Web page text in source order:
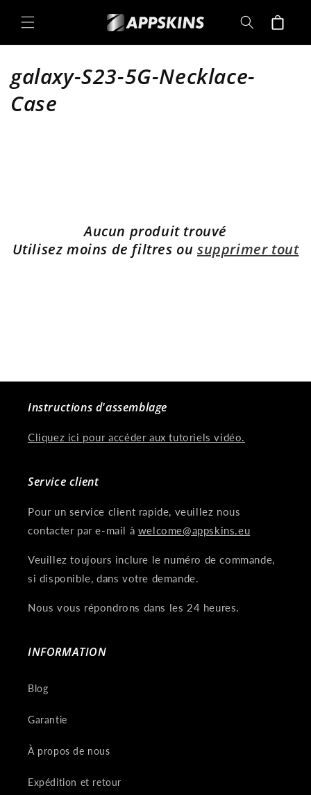
au contenu
Panier
C
a
r
galaxy-S23-5G-Necklace-
Case
Aucun produit trouvé
Utilisez moins de filtres ou supprimer tout
Instructions d'assemblage
Cliquez ici pour accéder aux tutoriels vidéo.
Service client
Pour un service client rapide, veuillez nous
contacter par e-mail à welcome@appskins.eu
Veuillez toujours inclure le numéro de commande,
si disponible, dans votre demande.
Nous vous répondrons dans les 24 heures.
INFORMATION
Blog
Garantie
À propos de nous
Expédition et retour